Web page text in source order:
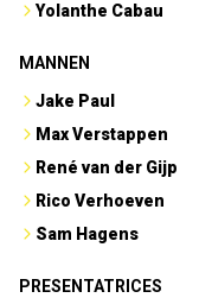
Yolanthe Cabau
MANNEN
Jake Paul
Max Verstappen
René van der Gijp
Rico Verhoeven
Sam Hagens
PRESENTATRICES